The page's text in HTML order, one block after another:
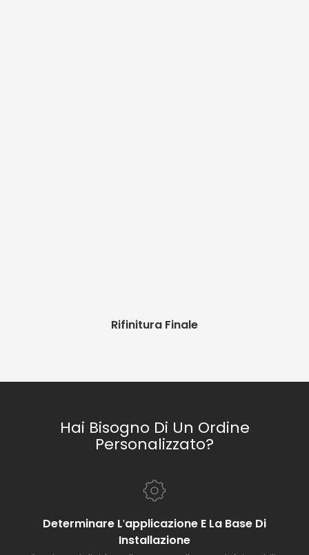
Rifinitura Finale
Hai Bisogno Di Un Ordine
Personalizzato?
Determinare L'applicazione E La Base Di
Installazione